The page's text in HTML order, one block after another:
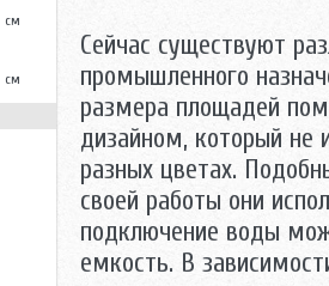
см
см
Сейчас существуют
промышленного
размера площадей
дизайном, который не
разных цветах.
своей работы они
подключение воды
емкость. В